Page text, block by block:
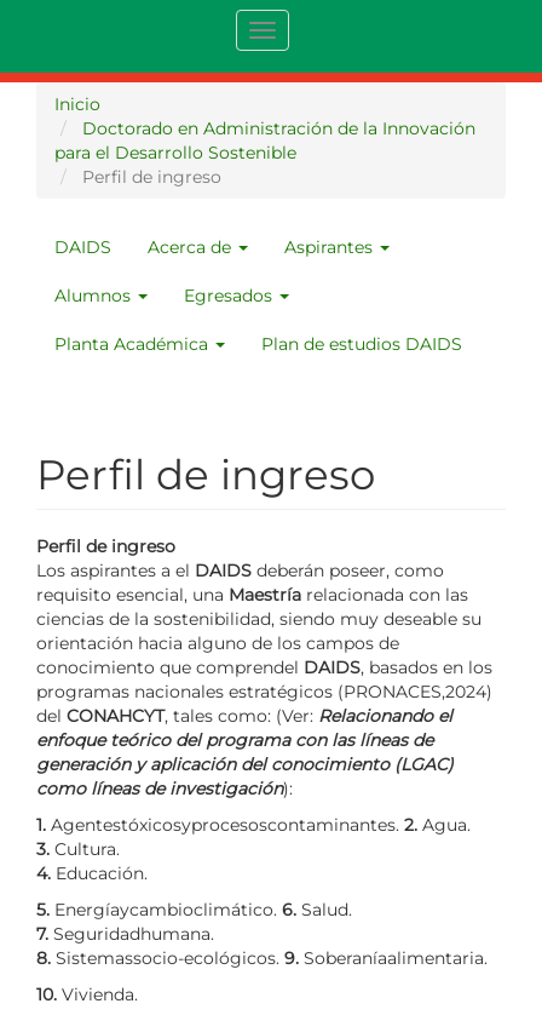
principal
Toggle
navigation
Inicio
Doctorado en Administración de la Innovación
para el Desarrollo Sostenible
Perfil de ingreso
MENU
DAIDS
DAIDS Acerca de Aspirantes
Alumnos Egresados
Planta Académica Plan de estudios DAIDS
Perfil de ingreso
Perfil de ingreso
Los aspirantes a el DAIDS deberán poseer, como
requisito esencial, una Maestría relacionada con las
ciencias de la sostenibilidad, siendo muy deseable su
orientación hacia alguno de los campos de
conocimiento que comprendel DAIDS, basados en los
programas nacionales estratégicos (PRONACES,2024)
del CONAHCYT, tales como: (Ver: Relacionando el
enfoque teórico del programa con las líneas de
generación y aplicación del conocimiento (LGAC)
como líneas de investigación):
1. Agentestóxicosyprocesoscontaminantes. 2. Agua.
3. Cultura.
4. Educación.
5. Energíaycambioclimático. 6. Salud.
7. Seguridadhumana.
8. Sistemassocio-ecológicos. 9. Soberaníaalimentaria.
10. Vivienda.